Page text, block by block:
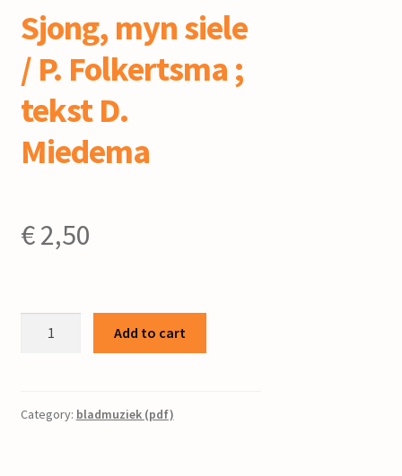
Sjong, myn siele
/ P. Folkertsma ;
tekst D.
Miedema
€2,50
P.
Add to cart
Category: bladmuziek (pdf)